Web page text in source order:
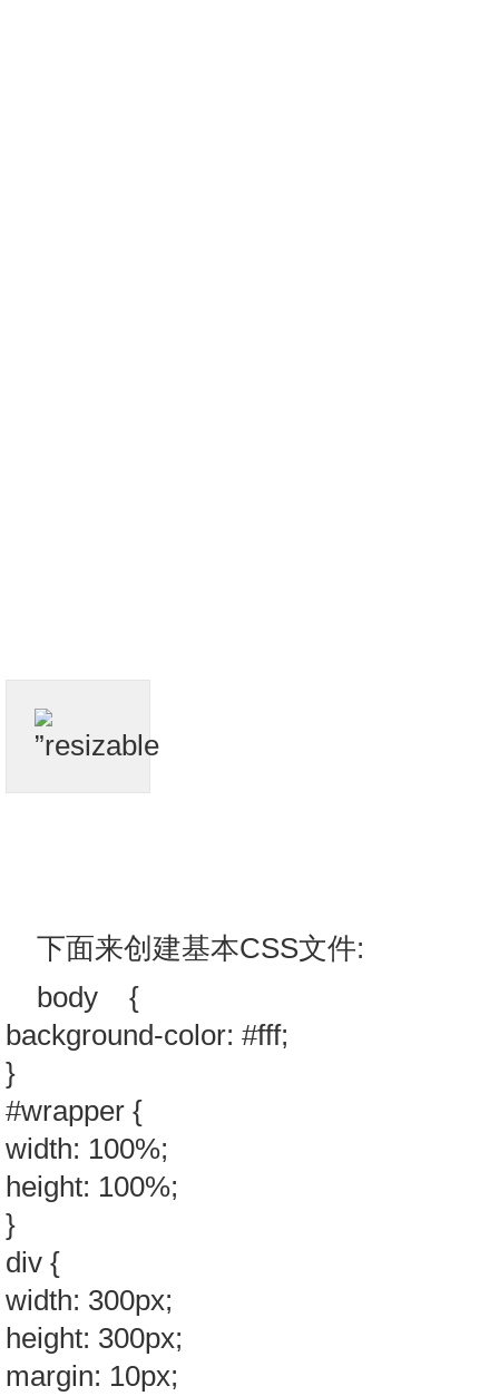
下面来创建基本CSS文件:
body {
background-color: #fff;
}
#wrapper {
width: 100%;
height: 100%;
}
div {
width: 300px;
height: 300px;
margin: 10px;